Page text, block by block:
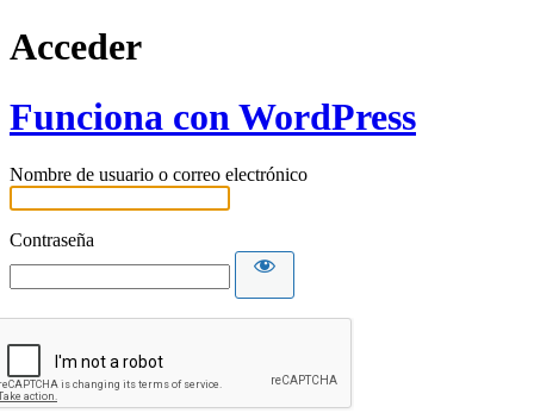
Acceder
Funciona con WordPress
Nombre de usuario o correo electrónico
Contraseña